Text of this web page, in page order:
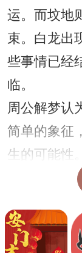
运。而坟地
束。白龙出
些事情已经
临。
周公解梦认
简单的象征
生的可能性
着一种困境